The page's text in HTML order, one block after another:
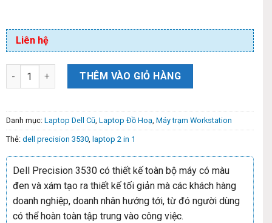
Liên hệ
THÊM VÀO GIỎ HÀNG
Danh mục: Laptop Dell Cũ Laptop Đồ Hoạ Máy trạm Workstation
Thẻ: dell precision 3530 laptop 2 in 1
Dell Precision 3530 có thiết kế toàn bộ máy có màu
đen và xám tạo ra thiết kế tối giản mà các khách hàng
doanh nghiệp, doanh nhân hướng tới, từ đó người dùng
có thể hoàn toàn tập trung vào công việc.